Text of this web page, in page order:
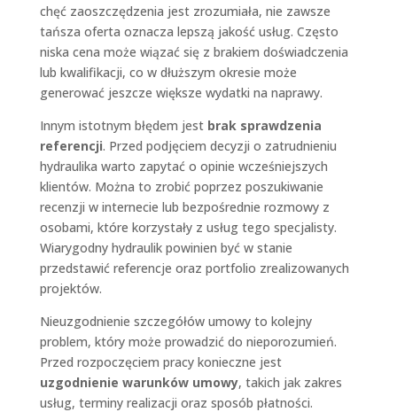
chęć zaoszczędzenia jest zrozumiała, nie zawsze
tańsza oferta oznacza lepszą jakość usług. Często
niska cena może wiązać się z brakiem doświadczenia
lub kwalifikacji, co w dłuższym okresie może
generować jeszcze większe wydatki na naprawy.
Innym istotnym błędem jest brak sprawdzenia
referencji. Przed podjęciem decyzji o zatrudnieniu
hydraulika warto zapytać o opinie wcześniejszych
klientów. Można to zrobić poprzez poszukiwanie
recenzji w internecie lub bezpośrednie rozmowy z
osobami, które korzystały z usług tego specjalisty.
Wiarygodny hydraulik powinien być w stanie
przedstawić referencje oraz portfolio zrealizowanych
projektów.
Nieuzgodnienie szczegółów umowy to kolejny
problem, który może prowadzić do nieporozumień.
Przed rozpoczęciem pracy konieczne jest
uzgodnienie warunków umowy, takich jak zakres
usług, terminy realizacji oraz sposób płatności.